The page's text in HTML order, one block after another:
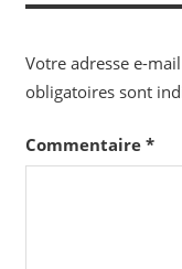
Votre adresse e-
obligatoires sont
Commentaire *